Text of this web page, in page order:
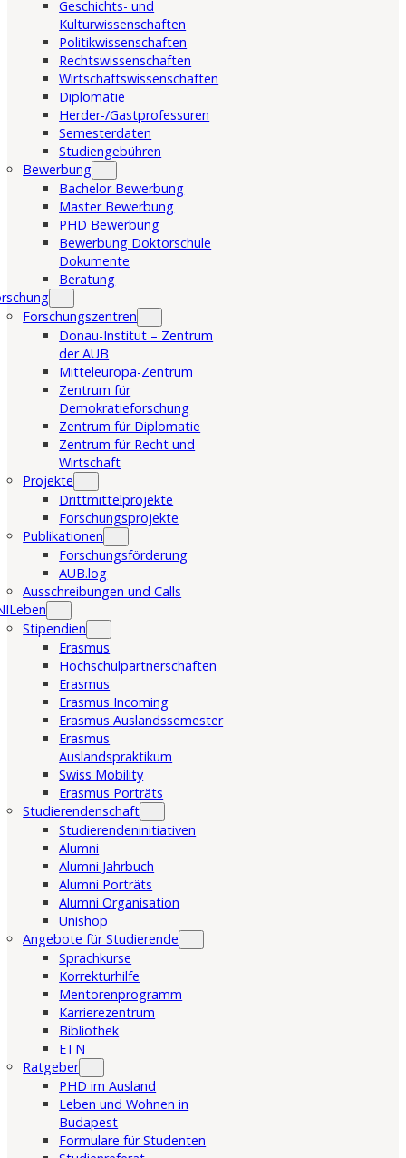
Geschichts- und
Kulturwissenschaften
Politikwissenschaften
Rechtswissenschaften
Wirtschaftswissenschaften
Diplomatie
Herder-/Gastprofessuren
Semesterdaten
Studiengebühren
Bewerbung
Bachelor Bewerbung
Master Bewerbung
PHD Bewerbung
Bewerbung Doktorschule
Dokumente
Beratung
Forschungszentren
Donau-Institut – Zentrum
der AUB
Mitteleuropa-Zentrum
Zentrum für
Demokratieforschung
Zentrum für Diplomatie
Zentrum für Recht und
Wirtschaft
Projekte
Drittmittelprojekte
Forschungsprojekte
Publikationen
Forschungsförderung
AUB.log
Ausschreibungen und Calls
Stipendien
Erasmus
Hochschulpartnerschaften
Erasmus
Erasmus Incoming
Erasmus Auslandssemester
Erasmus
Auslandspraktikum
Swiss Mobility
Erasmus Porträts
Studierendenschaft
Studierendeninitiativen
Alumni
Alumni Jahrbuch
Alumni Porträts
Alumni Organisation
Unishop
Angebote für Studierende
Sprachkurse
Korrekturhilfe
Mentorenprogramm
Karrierezentrum
Bibliothek
ETN
Ratgeber
PHD im Ausland
Leben und Wohnen in
Budapest
Formulare für Studenten